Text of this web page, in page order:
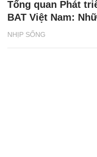
NHỊP SỐNG
Tổng quan Phát
BAT Việt Nam: